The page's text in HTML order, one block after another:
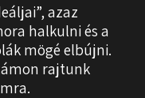
azaz
halkulni és a
mögé elbújni.
rajtunk